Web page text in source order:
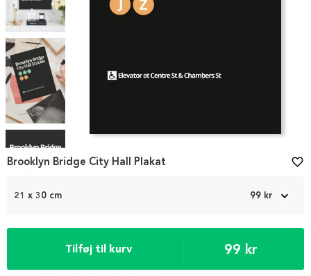
Item
1
21 x 30 cm 99 kr
Tilføj til kurv 99 kr
Brooklyn Bridge City Hall Plakat favorite_border